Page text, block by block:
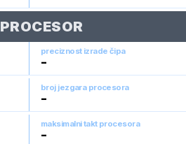
PROCESOR
preciznost izrade čipa
-
broj jezgara procesora
-
maksimalni takt procesora
-